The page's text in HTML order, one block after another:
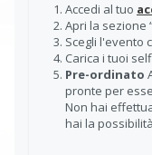
Accedi al tuo
Apri la sezione
Scegli l'evento
Carica i tuoi
Pre-ordinato
pronte per
Non hai
hai la